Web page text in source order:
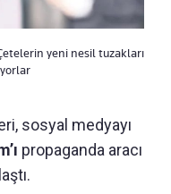
yeni nesil tuzakları
sosyal medyayı
propaganda aracı